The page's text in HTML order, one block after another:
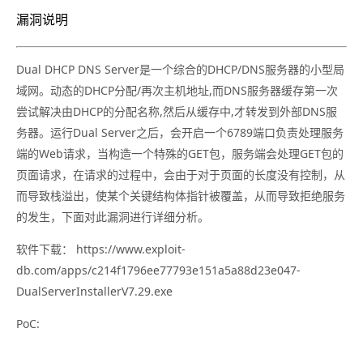
漏洞说明
Dual DHCP DNS Server是一个综合的DHCP/DNS服务器的小型局
域网。动态的DHCP分配/再次主机地址,而DNS服务器缓存第一次
尝试解决由DHCP的分配名称,然后从缓存中,才转发到外部DNS服
务器。运行Dual Server之后，会开启一个6789端口负责处理服务
端的Web请求，当构造一个特殊的GET包，服务端会处理GET包的
页面请求，在请求的过程中，会由于对于页面的长度没有控制，从
而导致栈溢出，使某个关键结构体指针被覆盖，从而导致拒绝服务
的发生，下面对此漏洞进行详细分析。
软件下载： https://www.exploit-
db.com/apps/c214f1796ee77793e151a5a88d23e047-
DualServerInstallerV7.29.exe
PoC: